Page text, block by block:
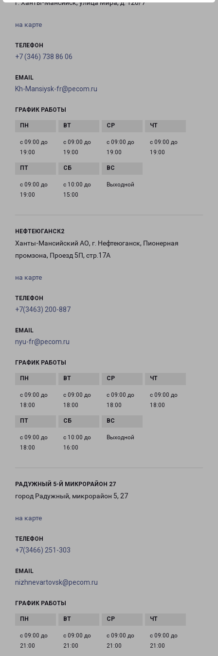
г. Ханты-Мансийск, улица Мира, д. 120/7
на карте
ТЕЛЕФОН
+7 (346) 738 86 06
EMAIL
Kh-Mansiysk-fr@pecom.ru
ГРАФИК РАБОТЫ
с 09:00 до
19:00
с 09:00 до
19:00
с 09:00 до
19:00
с 09:00 до
19:00
с 09:00 до
19:00
с 10:00 до
15:00
Выходной
НЕФТЕЮГАНСК2
Ханты-Мансийский АО, г. Нефтеюганск, Пионерная
промзона, Проезд 5П, стр.17А
на карте
ТЕЛЕФОН
+7(3463) 200-887
EMAIL
nyu-fr@pecom.ru
ГРАФИК РАБОТЫ
с 09:00 до
18:00
с 09:00 до
18:00
с 09:00 до
18:00
с 09:00 до
18:00
с 09:00 до
18:00
с 10:00 до
16:00
Выходной
РАДУЖНЫЙ 5-Й МИКРОРАЙОН 27
город Радужный, микрорайон 5, 27
на карте
ТЕЛЕФОН
+7(3466) 251-303
EMAIL
nizhnevartovsk@pecom.ru
ГРАФИК РАБОТЫ
с 09:00 до
21:00
с 09:00 до
21:00
с 09:00 до
21:00
с 09:00 до
21:00